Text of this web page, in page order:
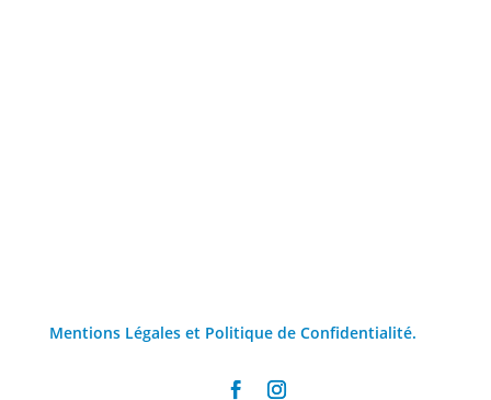
Mentions Légales et Politique de Confidentialité.